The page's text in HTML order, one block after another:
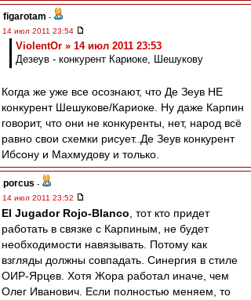
figarotam -
14 июл 2011 23:54
ViolentOr » 14 июл 2011 23:53
Дезеув - конкурент Кариоке, Шешукову
Когда же уже все осознают, что Де Зеув НЕ
конкурент Шешукове/Кариоке. Ну даже Карпин
говорит, что они не конкуренты, нет, народ всё
равно свои схемки рисует..Де Зеув конкурент
Ибсону и Махмудову и только.
porcus -
14 июл 2011 23:52
El Jugador Rojo-Blanco , тот кто придет
работать в связке с Карпиным, не будет
необходимости навязывать. Потому как
взгляды должны совпадать. Синергия в стиле
ОИР-Ярцев. Хотя Жора работал иначе, чем
Олег Иванович. Если полностью меняем, то